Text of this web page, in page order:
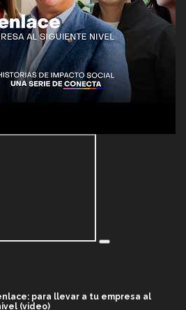
para llevar a tu empresa al
(video)